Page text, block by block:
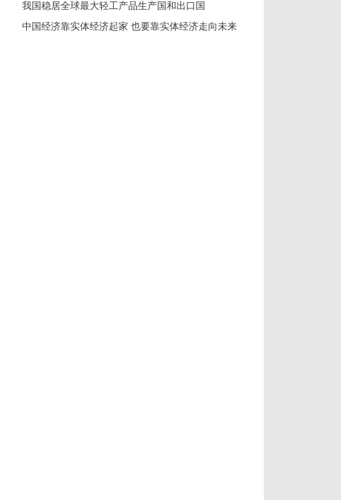
我国稳居全球最大轻工产品生产国和出口国
中国经济靠实体经济起家 也要靠实体经济走向未来